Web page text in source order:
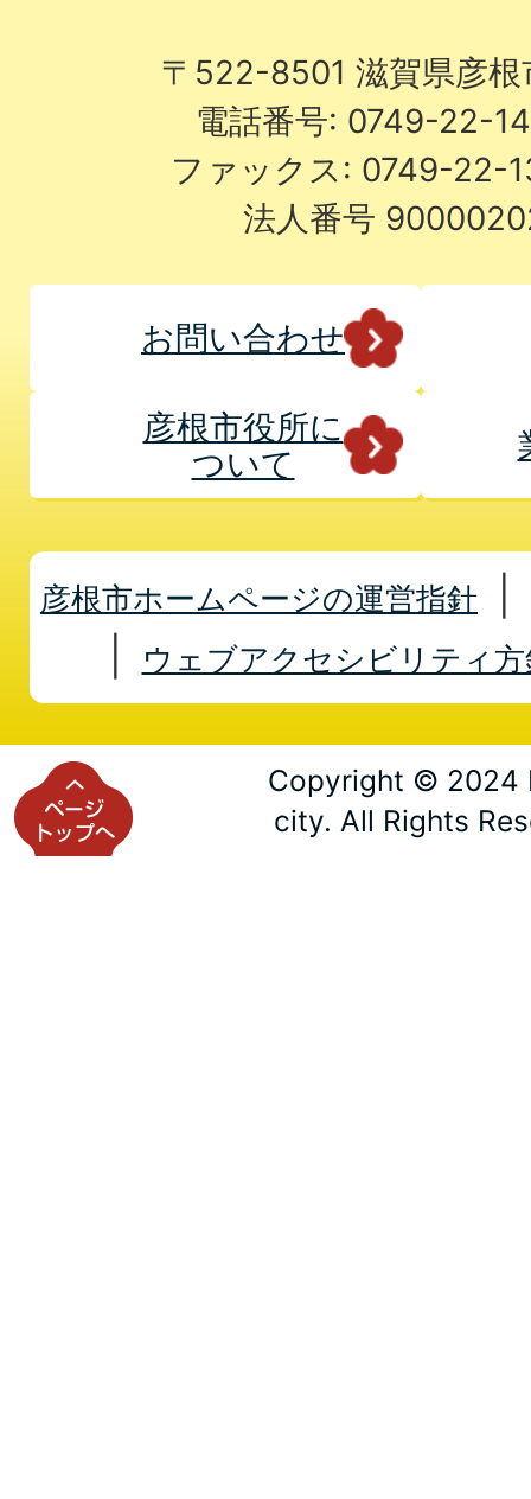
〒522-8501 滋賀県彦
電話番号: 0749-22-
ファックス: 0749-22-
法人番号
お問い合わせ
彦根市役所に
ついて
彦根市ホームページの運営指針
ウェブアクセシビリティ方
Copyright © 2024
city. All Rights